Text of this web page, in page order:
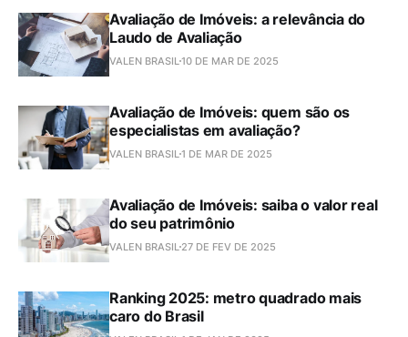
Avaliação de Imóveis: a relevância do
Laudo de Avaliação
VALEN BRASIL 10 DE MAR DE 2025
Avaliação de Imóveis: quem são os
especialistas em avaliação?
VALEN BRASIL 1 DE MAR DE 2025
Avaliação de Imóveis: saiba o valor real
do seu patrimônio
VALEN BRASIL 27 DE FEV DE 2025
Ranking 2025: metro quadrado mais
caro do Brasil